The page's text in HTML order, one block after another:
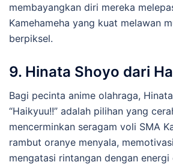
membayangkan diri mereka
Kamehameha yang kuat melawan
berpiksel.
9. Hinata Shoyo dari
Bagi pecinta anime olahraga,
“Haikyuu!!” adalah pilihan yang
mencerminkan seragam voli SMA
rambut oranye menyala,
mengatasi rintangan dengan energi